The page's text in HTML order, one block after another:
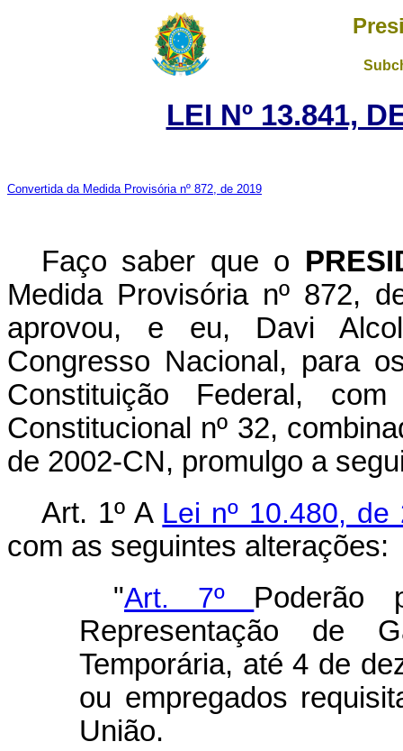
LEI Nº 13.841,
Convertida da Medida Provisória nº 872, de 2019
Faço saber que o
Medida Provisória nº 872,
aprovou, e eu, Davi
Congresso Nacional, para
Constituição Federal,
Constitucional nº 32,
de 2002-CN, promulgo a
Art. 1º A Lei nº 10.480,
com as seguintes alterações:
"Art. 7º Poderão
Representação de
Temporária, até 4 de
ou empregados
União.